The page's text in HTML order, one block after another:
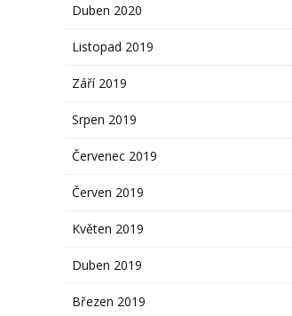
Duben 2020
Listopad 2019
Září 2019
Srpen 2019
Červenec 2019
Červen 2019
Květen 2019
Duben 2019
Březen 2019